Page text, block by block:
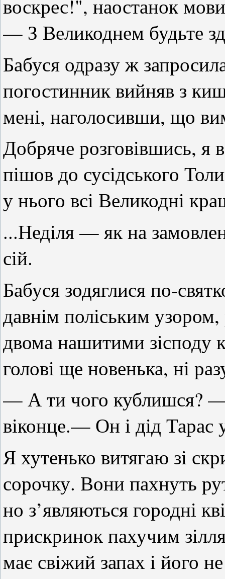
воскрес!", наостанок
— З Великоднем будьте
Бабуся одразу ж
погостинник вийняв з
мені, наголосивши, що
Добряче розговівшись, я
пішов до сусідського
у нього всі Великодні
...Неділя — як на
сій.
Бабуся зодяглися по-
давнім поліським
двома нашитими зісподу
голові ще новенька, ні
— А ти чого кублишся? —
віконце.— Он і дід
Я хутенько витягаю зі
сорочку. Вони пахнуть
но з’являються городні
прискринок пахучим
має свіжий запах і його